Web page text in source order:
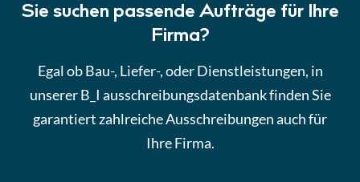
Sie suchen passende Aufträge für Ihre
Firma?
Egal ob Bau-, Liefer-, oder Dienstleistungen, in
unserer B_I ausschreibungsdatenbank finden Sie
garantiert zahlreiche Ausschreibungen auch für
Ihre Firma.